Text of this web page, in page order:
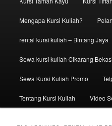
Mengapa Kursi Kuliah?
rental kursi kuliah – Bintang Jaya
Sewa kursi kuliah Cikarang
Sewa Kursi Kuliah Promo
Tentang Kursi Kuliah Video